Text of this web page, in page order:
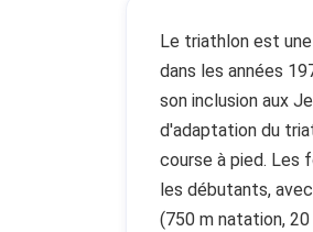
Le triathlon est
dans les années
son inclusion aux
d'adaptation du
course à pied. Les
les débutants,
(750 m natation,